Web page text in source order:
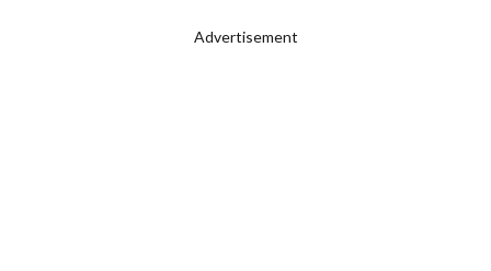
Advertisement